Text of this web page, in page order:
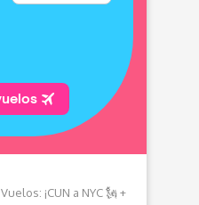
Vuelos: ¡CUN a NYC 🗽 +